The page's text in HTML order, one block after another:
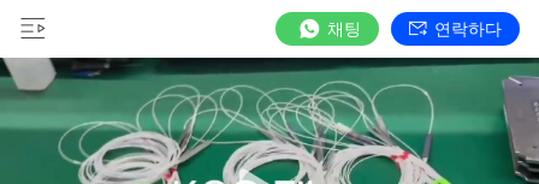
채팅 연락하다